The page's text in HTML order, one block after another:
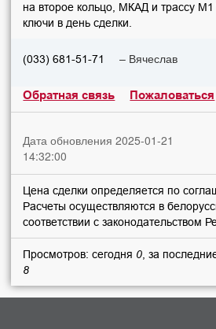
на второе кольцо, МКАД и трассу
ключи в день сделки.
(033) 681-51-71 – Вячеслав
Обратная связь Пожаловаться
Дата обновления 2025-01-21
14:32:00
Цена сделки определяется по
Расчеты осуществляются в
соответствии с законодательством
Просмотров: сегодня 0, за
8